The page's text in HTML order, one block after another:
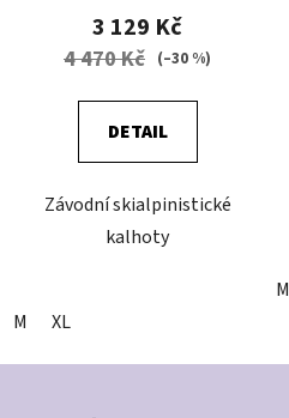
3 129 Kč
4 470 Kč (–30 %)
DETAIL
Závodní skialpinistické
kalhoty
M XL
M
Z